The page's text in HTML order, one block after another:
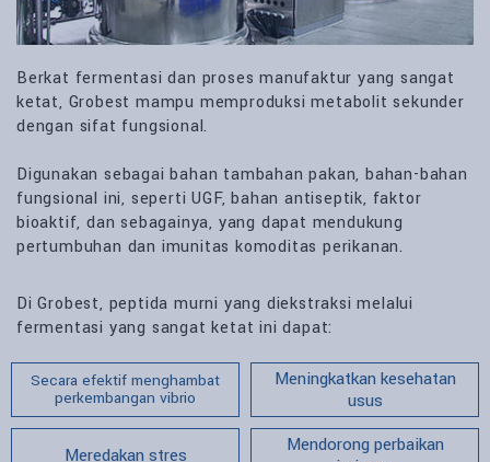
Berkat fermentasi dan proses manufaktur yang sangat
ketat, Grobest mampu memproduksi metabolit sekunder
dengan sifat fungsional.
Digunakan sebagai bahan tambahan pakan, bahan-bahan
fungsional ini, seperti UGF, bahan antiseptik, faktor
bioaktif, dan sebagainya, yang dapat mendukung
pertumbuhan dan imunitas komoditas perikanan.
Di Grobest, peptida murni yang diekstraksi melalui
fermentasi yang sangat ketat ini dapat:
Secara efektif menghambat
perkembangan vibrio
Meningkatkan kesehatan
usus
Meredakan stres
Mendorong perbaikan